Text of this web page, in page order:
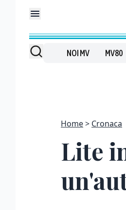
NOI MV MV80
Home Cronaca
Lite